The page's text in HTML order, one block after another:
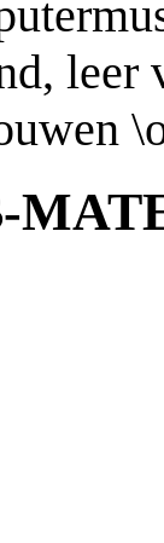
leer